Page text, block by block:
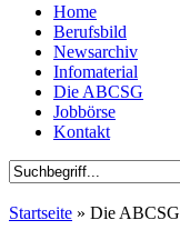
Home
Berufsbild
Newsarchiv
Infomaterial
Die ABCSG
Jobbörse
Kontakt
Startseite » Die ABCSG